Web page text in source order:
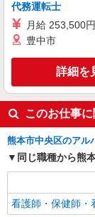
キー
代務運転士
月給 253,500円
豊中市
詳細を
このお仕事
熊本市中央区のアル
同じ職種から熊
看護師・保健師・